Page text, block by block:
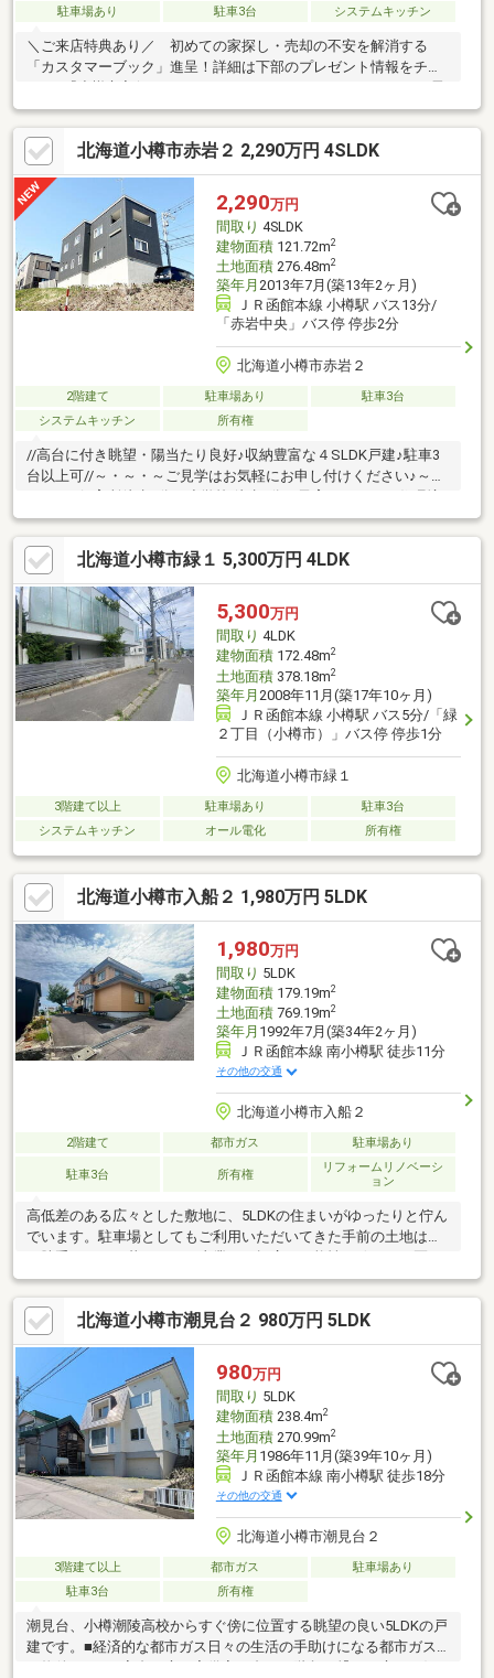
駐車場あり
駐車3台 システムキッチン
＼ご来店特典あり／ 初めての家探し・売却の不安を解消する
「カスタマーブック」進呈！詳細は下部のプレゼント情報をチェ
気を自家発電する「コレモ(COREMO)」を完備。■都市ガスを使っ
て電気を発電するため、冬もコスト削減■徒歩圏内や車ですぐの
距離に買い物施設が充実しています。■各居室のクローゼットの
他、大容量のウォークインクローゼットで収納スペースをしっか
り確保。■キッチンから洗面室、浴室への移動がスムーズな「家
事ラク動線」を採用。
北海道小樽市赤岩２ 2,290万円 4SLDK
2,290万円
間取り 4SLDK
建物面積121.72m2
土地面積276.48m2
築年月 2013年7月(築13年2ヶ月)
ＪＲ函館本線 小樽駅 バス13分/
「赤岩中央」バス停 停歩2分
北海道小樽市赤岩２
2階建て 駐車場あり
駐車3台
システムキッチン
所有権
//高台に付き眺望・陽当たり良好♪収納豊富な４SLDK戸建♪駐車3
台以上可//～・～・～ご見学はお気軽にお申し付けください♪～・
♪■ファミリーマートや郵便局も徒歩圏にあり日々の用事足しに便
利♪■敷地の南面に遮る建物がなく、山々の稜線が観えます♪■83坪
以上の敷地には、駐車3台以上可能♪■各居室にクローゼットがあ
り、納戸や地下の物置も備えた収納力のある4SLDK♪■熱源は経済
的な都市ガスエコジョーズ♪■キッチンやユーティリティは幅1ｍ
以上あり、家事をしやすい間取♪■トイレは1・2階に2ヶ所あり♪
北海道小樽市緑１ 5,300万円 4LDK
5,300万円
間取り 4LDK
建物面積172.48m2
土地面積378.18m2
築年月 2008年11月(築17年10ヶ月)
ＪＲ函館本線 小樽駅 バス5分/「緑
２丁目（小樽市）」バス停 停歩1分
北海道小樽市緑１
3階建て以上 駐車場あり
駐車3台
システムキッチン
オール電化 所有権
北海道小樽市入船２ 1,980万円 5LDK
1,980万円
間取り 5LDK
建物面積179.19m2
土地面積769.19m2
築年月 1992年7月(築34年2ヶ月)
ＪＲ函館本線 南小樽駅 徒歩11分
その他の交通
北海道小樽市入船２
2階建て 都市ガス 駐車場あり
駐車3台 所有権
リフォームリノベーシ
ョン
高低差のある広々とした敷地に、5LDKの住まいがゆったりと佇ん
でいます。駐車場としてもご利用いただいてきた手前の土地は使
です。～おすすめポイント～◇土地面積 約232坪（769.19平方メ
ートル）◇5LDK・全居室6帖以上◇駐車場確保が必要な用途に最
適◇事務所・店舗・事業用地としてもご利用可能◇近隣商業地域
◇分筆してのご購入もご相談可能◇外壁・屋根塗装 約5年前実施
◇エコジョーズ切替 約4年前実施◇洗面化粧台交換 約1年前実施
◇小学校 徒歩10分圏内
北海道小樽市潮見台２ 980万円 5LDK
980万円
間取り 5LDK
建物面積238.4m2
土地面積270.99m2
築年月 1986年11月(築39年10ヶ月)
ＪＲ函館本線 南小樽駅 徒歩18分
その他の交通
北海道小樽市潮見台２
3階建て以上 都市ガス
駐車場あり
駐車3台
所有権
潮見台、小樽潮陵高校からすぐ傍に位置する眺望の良い5LDKの戸
建です。■経済的な都市ガス日々の生活の手助けになる都市ガス